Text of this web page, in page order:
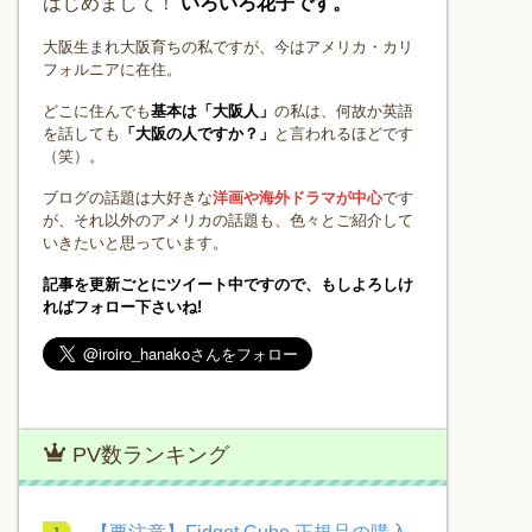
大阪生まれ大阪育ちの私ですが、今はアメリカ・カリ
フォルニアに在住。
どこに住んでも基本は「大阪人」 の私は、何故か英語
を話しても 「大阪の人ですか？」 と言われるほどです
（笑）。
ブログの話題は大好きな洋画や海外ドラマが中心です
が、それ以外のアメリカの話題も、色々とご紹介して
いきたいと思っています。
記事を更新ごとにツイート中ですので、もしよろしけ
ればフォロー下さいね!
PV数ランキング